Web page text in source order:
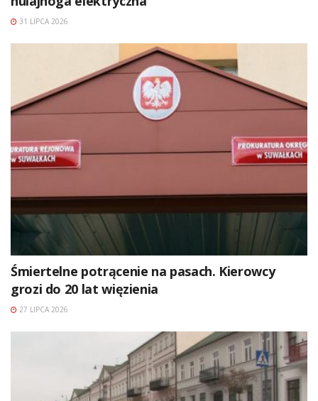
31 LIPCA 2026
Śmiertelne potrącenie na pasach. Kierowcy
grozi do 20 lat więzienia
27 LIPCA 2026